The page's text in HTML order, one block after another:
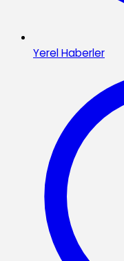
Yerel Haberler